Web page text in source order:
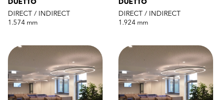
DUETTO
DIRECT / INDIRECT
1.574 mm
DUETTO
DIRECT / INDIRECT
1.924 mm